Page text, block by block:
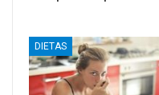
DIETAS